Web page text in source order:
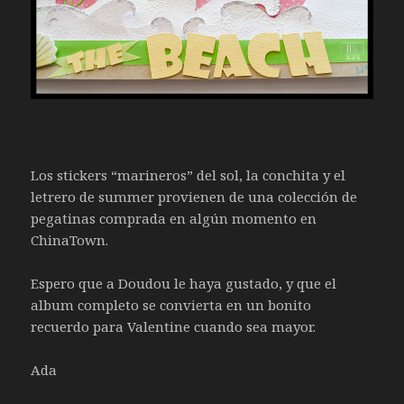
Los stickers “marineros” del sol, la conchita y el
letrero de summer provienen de una colección de
pegatinas comprada en algún momento en
ChinaTown.
Espero que a Doudou le haya gustado, y que el
album completo se convierta en un bonito
recuerdo para Valentine cuando sea mayor.
Ada